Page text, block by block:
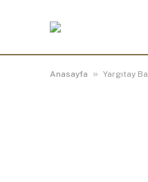
Anasayfa » Yargıtay